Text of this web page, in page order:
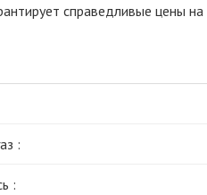
справедливые цены
:
: